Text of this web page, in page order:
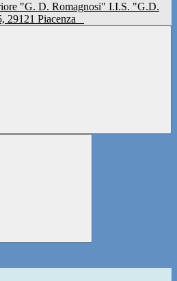
I.I.S. "G.D.
29121 Piacenza